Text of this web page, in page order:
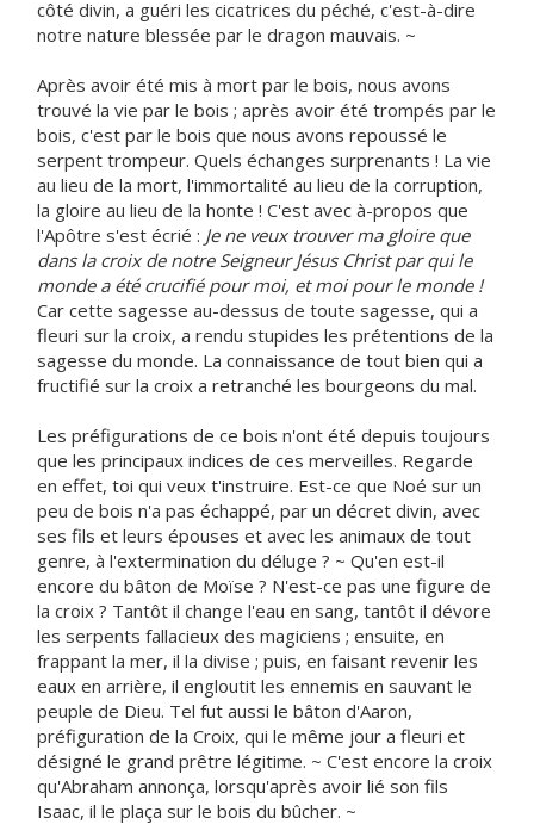
côté divin, a guéri les cicatrices du péché, c'est-à-dire
notre nature blessée par le dragon mauvais. ~
Après avoir été mis à mort par le bois, nous avons
trouvé la vie par le bois ; après avoir été trompés par le
bois, c'est par le bois que nous avons repoussé le
serpent trompeur. Quels échanges surprenants ! La vie
au lieu de la mort, l'immortalité au lieu de la corruption,
la gloire au lieu de la honte ! C'est avec à-propos que
l'Apôtre s'est écrié : Je ne veux trouver ma gloire que
dans la croix de notre Seigneur Jésus Christ par qui le
monde a été crucifié pour moi, et moi pour le monde !
Car cette sagesse au-dessus de toute sagesse, qui a
fleuri sur la croix, a rendu stupides les prétentions de la
sagesse du monde. La connaissance de tout bien qui a
fructifié sur la croix a retranché les bourgeons du mal.
Les préfigurations de ce bois n'ont été depuis toujours
que les principaux indices de ces merveilles. Regarde
en effet, toi qui veux t'instruire. Est-ce que Noé sur un
peu de bois n'a pas échappé, par un décret divin, avec
ses fils et leurs épouses et avec les animaux de tout
genre, à l'extermination du déluge ? ~ Qu'en est-il
encore du bâton de Moïse ? N'est-ce pas une figure de
la croix ? Tantôt il change l'eau en sang, tantôt il dévore
les serpents fallacieux des magiciens ; ensuite, en
frappant la mer, il la divise ; puis, en faisant revenir les
eaux en arrière, il engloutit les ennemis en sauvant le
peuple de Dieu. Tel fut aussi le bâton d'Aaron,
préfiguration de la Croix, qui le même jour a fleuri et
désigné le grand prêtre légitime. ~ C'est encore la croix
qu'Abraham annonça, lorsqu'après avoir lié son fils
Isaac, il le plaça sur le bois du bûcher. ~